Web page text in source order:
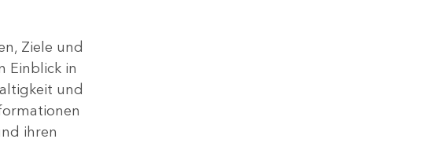
Ziele und
Einblick in
und
ihren